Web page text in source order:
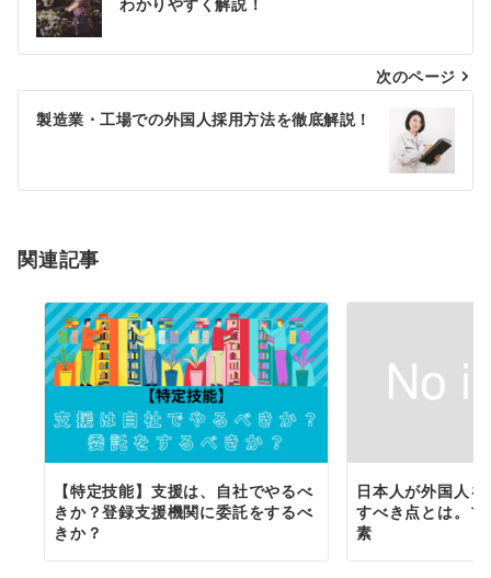
わかりやすく解説！
次のページ
製造業・工場での外国人採用方法を徹底解説！
関連記事
【特定技能】支援は、自社でやるべ
きか？登録支援機関に委託をするべ
きか？
日本人が外国人
すべき点とは。
素